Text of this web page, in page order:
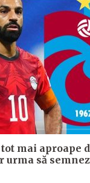
mai aproape
urma să